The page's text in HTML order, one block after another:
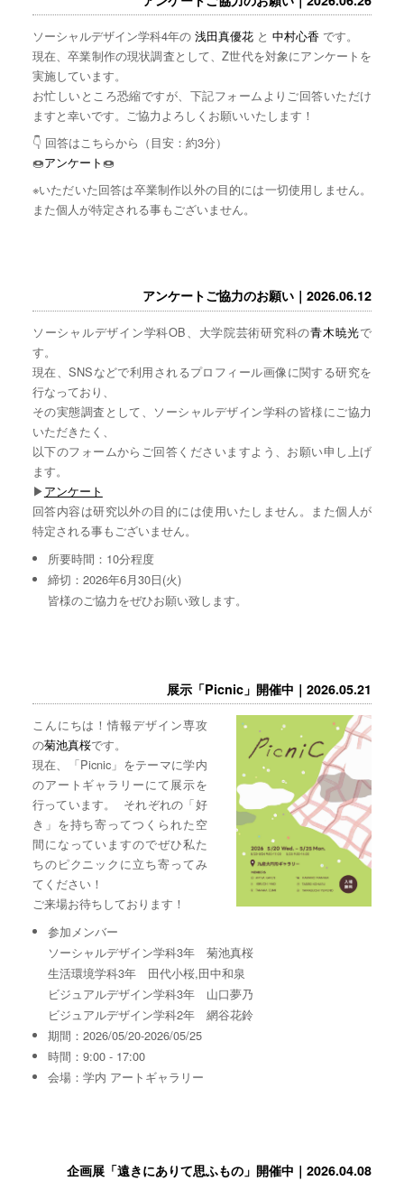
ソーシャルデザイン学科4年の 浅田真優花と 中村心香 です。
現在、卒業制作の現状調査として、Z世代を対象にアンケートを
実施しています。
お忙しいところ恐縮ですが、下記フォームよりご回答いただけ
ますと幸いです。ご協力よろしくお願いいたします！
👇 回答はこちらから（目安：約3分）
🍩アンケート🍩
※いただいた回答は卒業制作以外の目的には一切使用しません。
また個人が特定される事もございません。
アンケートご協力のお願い｜2026.06.12
ソーシャルデザイン学科OB、大学院芸術研究科の青木暁光で
す。
現在、SNSなどで利用されるプロフィール画像に関する研究を
行なっており、
その実態調査として、ソーシャルデザイン学科の皆様にご協力
いただきたく、
以下のフォームからご回答くださいますよう、お願い申し上げ
ます。
▶︎アンケート
回答内容は研究以外の目的には使用いたしません。また個人が
特定される事もございません。
所要時間：10分程度
締切：2026年6月30日(火)
皆様のご協力をぜひお願い致します。
展示「Picnic」開催中｜2026.05.21
こんにちは！情報デザイン専攻
の菊池真桜です。
現在、「Picnic」をテーマに学内
のアートギャラリーにて展示を
行っています。 それぞれの「好
き」を持ち寄ってつくられた空
間になっていますのでぜひ私た
ちのピクニックに立ち寄ってみ
てください！
ご来場お待ちしております！
参加メンバー
ソーシャルデザイン学科3年 菊池真桜
生活環境学科3年 田代小桜,田中和泉
ビジュアルデザイン学科3年 山口夢乃
ビジュアルデザイン学科2年 網谷花鈴
期間：2026/05/20-2026/05/25
時間：9:00 - 17:00
会場：学内 アートギャラリー
企画展「遠きにありて思ふもの」開催中｜2026.04.08